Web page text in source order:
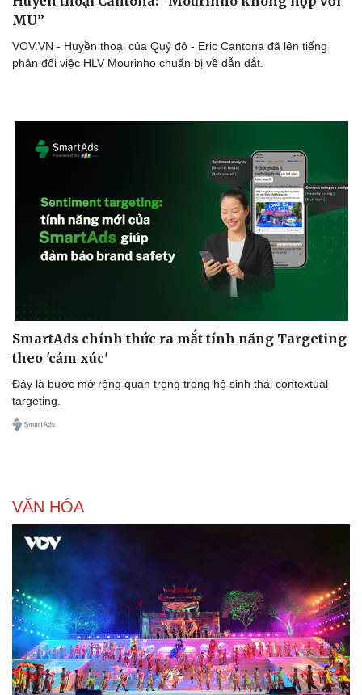
MU”
VOV.VN - Huyền thoại của Quỷ đỏ - Eric Cantona đã lên tiếng
phản đối việc HLV Mourinho chuẩn bị về dẫn dắt.
SmartAds chính thức ra mắt tính năng Targeting
theo 'cảm xúc'
Đây là bước mở rộng quan trọng trong hệ sinh thái contextual
targeting.
VĂN HÓA